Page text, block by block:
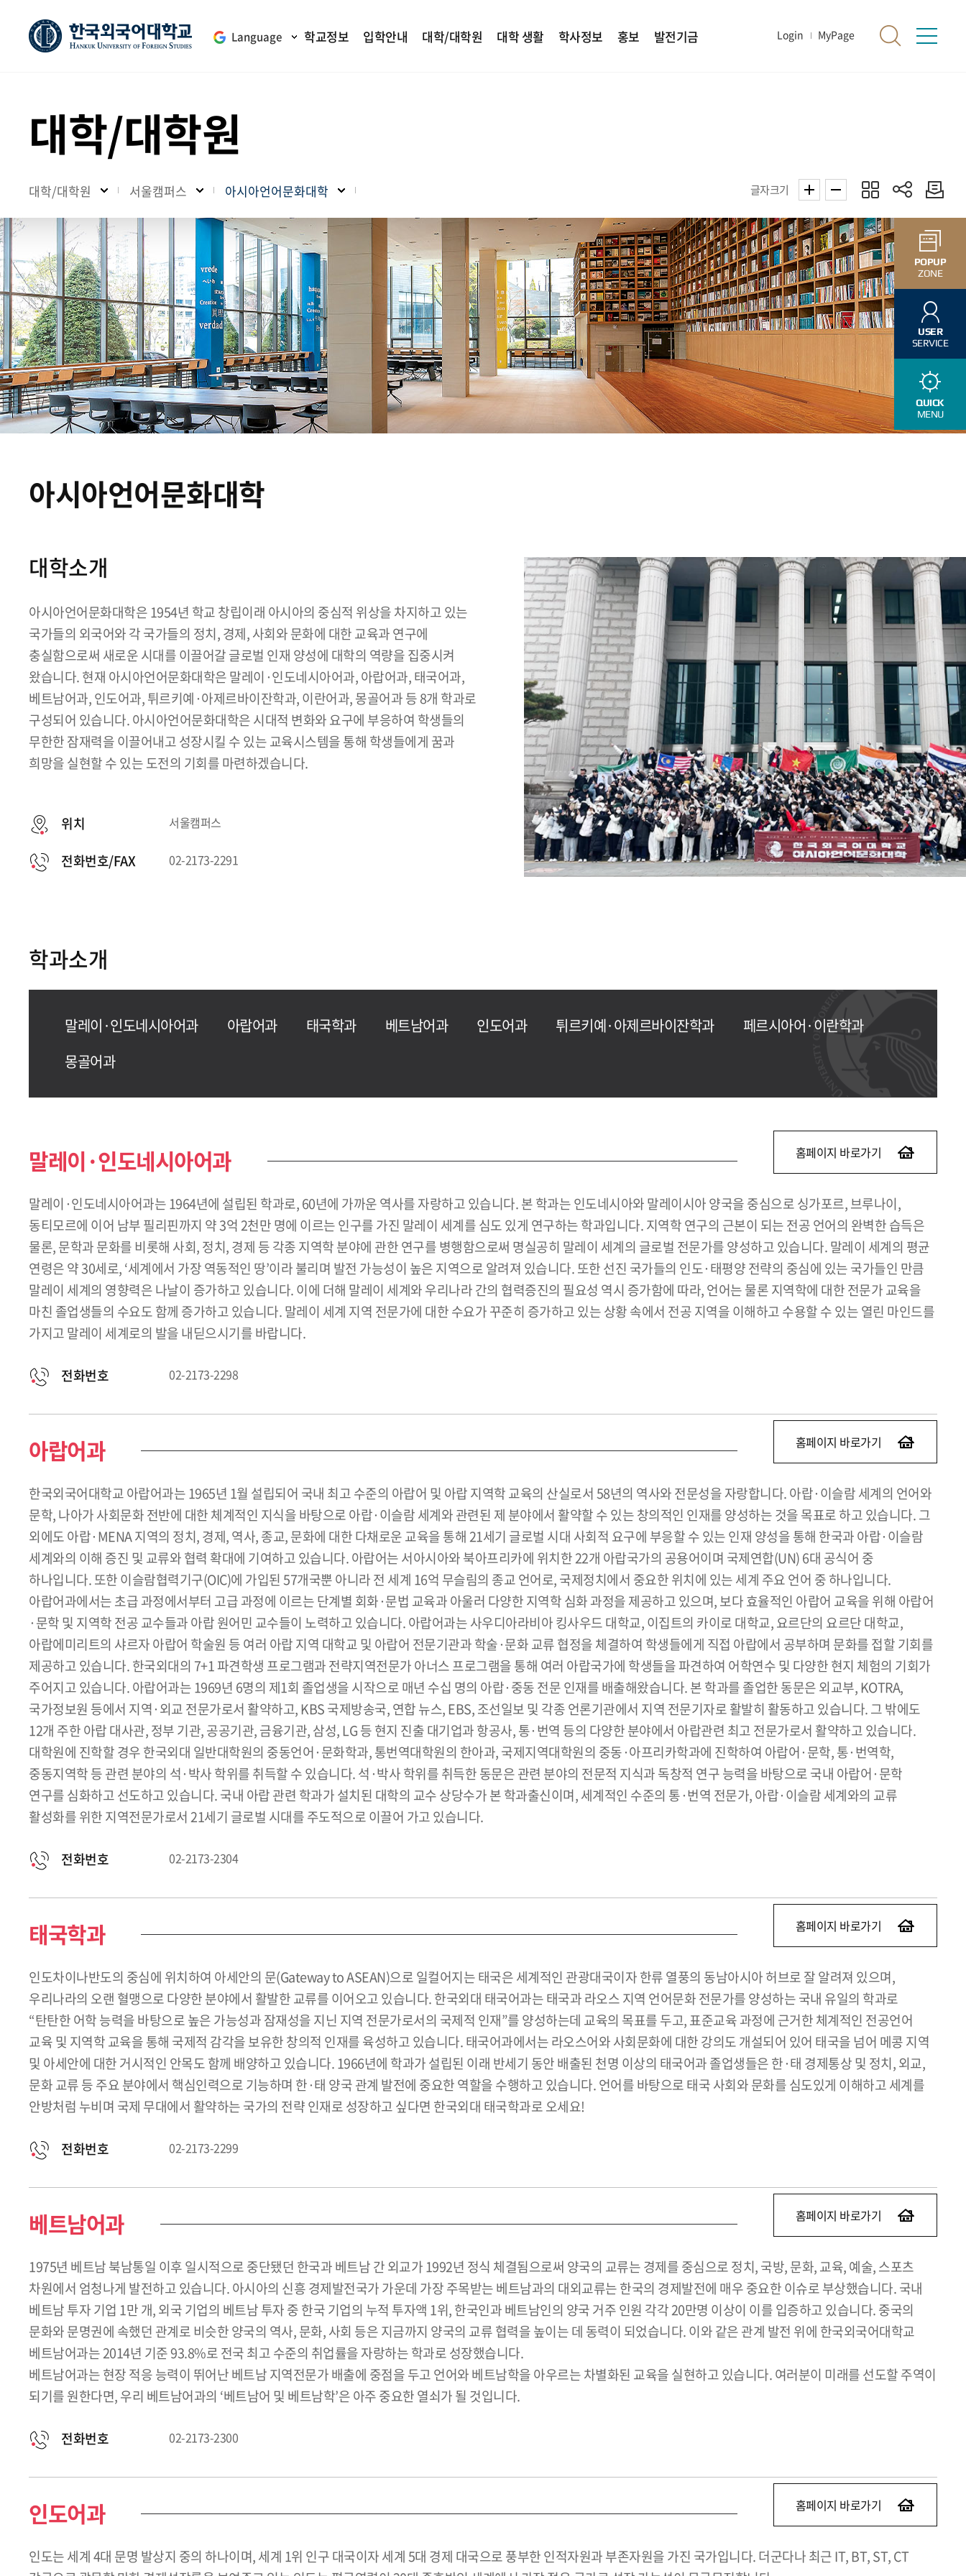
Language 학교정보 입학안내 대학/대학원 대학 생활 학사정보 홍보 발전기금 Login MyPage
대학/대학원
대학/대학원 서울캠퍼스 아시아언어문화대학 글자크기
아시아언어문화대학
대학소개
아시아언어문화대학은 1954년 학교 창립이래 아시아의 중심적 위상을 차지하고 있는
국가들의 외국어와 각 국가들의 정치, 경제, 사회와 문화에 대한 교육과 연구에
충실함으로써 새로운 시대를 이끌어갈 글로벌 인재 양성에 대학의 역량을 집중시켜
왔습니다. 현재 아시아언어문화대학은 말레이·인도네시아어과, 아랍어과, 태국어과,
베트남어과, 인도어과, 튀르키예·아제르바이잔학과, 이란어과, 몽골어과 등 8개 학과로
구성되어 있습니다. 아시아언어문화대학은 시대적 변화와 요구에 부응하여 학생들의
무한한 잠재력을 이끌어내고 성장시킬 수 있는 교육시스템을 통해 학생들에게 꿈과
희망을 실현할 수 있는 도전의 기회를 마련하겠습니다.
위치 서울캠퍼스
전화번호/FAX 02-2173-2291
학과소개
말레이·인도네시아어과 아랍어과 태국학과 베트남어과 인도어과 튀르키예·아제르바이잔학과
페르시아어·이란학과
몽골어과
말레이·인도네시아어과 홈페이지 바로가기
말레이·인도네시아어과는 1964년에 설립된 학과로, 60년에 가까운 역사를 자랑하고 있습니다. 본 학과는 인도네시아와 말레이시아 양국을 중심으로 싱가포르, 브루나이,
동티모르에 이어 남부 필리핀까지 약 3억 2천만 명에 이르는 인구를 가진 말레이 세계를 심도 있게 연구하는 학과입니다. 지역학 연구의 근본이 되는 전공 언어의 완벽한 습득은
물론, 문학과 문화를 비롯해 사회, 정치, 경제 등 각종 지역학 분야에 관한 연구를 병행함으로써 명실공히 말레이 세계의 글로벌 전문가를 양성하고 있습니다. 말레이 세계의 평균
연령은 약 30세로, ‘세계에서 가장 역동적인 땅’이라 불리며 발전 가능성이 높은 지역으로 알려져 있습니다. 또한 선진 국가들의 인도·태평양 전략의 중심에 있는 국가들인 만큼
말레이 세계의 영향력은 나날이 증가하고 있습니다. 이에 더해 말레이 세계와 우리나라 간의 협력증진의 필요성 역시 증가함에 따라, 언어는 물론 지역학에 대한 전문가 교육을
마친 졸업생들의 수요도 함께 증가하고 있습니다. 말레이 세계 지역 전문가에 대한 수요가 꾸준히 증가하고 있는 상황 속에서 전공 지역을 이해하고 수용할 수 있는 열린 마인드를
가지고 말레이 세계로의 발을 내딛으시기를 바랍니다.
전화번호 02-2173-2298
아랍어과 홈페이지 바로가기
한국외국어대학교 아랍어과는 1965년 1월 설립되어 국내 최고 수준의 아랍어 및 아랍 지역학 교육의 산실로서 58년의 역사와 전문성을 자랑합니다. 아랍·이슬람 세계의 언어와
문학, 나아가 사회문화 전반에 대한 체계적인 지식을 바탕으로 아랍·이슬람 세계와 관련된 제 분야에서 활약할 수 있는 창의적인 인재를 양성하는 것을 목표로 하고 있습니다. 그
외에도 아랍·MENA 지역의 정치, 경제, 역사, 종교, 문화에 대한 다채로운 교육을 통해 21세기 글로벌 시대 사회적 요구에 부응할 수 있는 인재 양성을 통해 한국과 아랍·이슬람
세계와의 이해 증진 및 교류와 협력 확대에 기여하고 있습니다. 아랍어는 서아시아와 북아프리카에 위치한 22개 아랍국가의 공용어이며 국제연합(UN) 6대 공식어 중
하나입니다. 또한 이슬람협력기구(OIC)에 가입된 57개국뿐 아니라 전 세계 16억 무슬림의 종교 언어로, 국제정치에서 중요한 위치에 있는 세계 주요 언어 중 하나입니다.
아랍어과에서는 초급 과정에서부터 고급 과정에 이르는 단계별 회화·문법 교육과 아울러 다양한 지역학 심화 과정을 제공하고 있으며, 보다 효율적인 아랍어 교육을 위해 아랍어
·문학 및 지역학 전공 교수들과 아랍 원어민 교수들이 노력하고 있습니다. 아랍어과는 사우디아라비아 킹사우드 대학교, 이집트의 카이로 대학교, 요르단의 요르단 대학교,
아랍에미리트의 샤르자 아랍어 학술원 등 여러 아랍 지역 대학교 및 아랍어 전문기관과 학술·문화 교류 협정을 체결하여 학생들에게 직접 아랍에서 공부하며 문화를 접할 기회를
제공하고 있습니다. 한국외대의 7+1 파견학생 프로그램과 전략지역전문가 아너스 프로그램을 통해 여러 아랍국가에 학생들을 파견하여 어학연수 및 다양한 현지 체험의 기회가
주어지고 있습니다. 아랍어과는 1969년 6명의 제1회 졸업생을 시작으로 매년 수십 명의 아랍·중동 전문 인재를 배출해왔습니다. 본 학과를 졸업한 동문은 외교부, KOTRA,
국가정보원 등에서 지역·외교 전문가로서 활약하고, KBS 국제방송국, 연합 뉴스, EBS, 조선일보 및 각종 언론기관에서 지역 전문기자로 활발히 활동하고 있습니다. 그 밖에도
12개 주한 아랍 대사관, 정부 기관, 공공기관, 금융기관, 삼성, LG 등 현지 진출 대기업과 항공사, 통·번역 등의 다양한 분야에서 아랍관련 최고 전문가로서 활약하고 있습니다.
대학원에 진학할 경우 한국외대 일반대학원의 중동언어·문화학과, 통번역대학원의 한아과, 국제지역대학원의 중동·아프리카학과에 진학하여 아랍어·문학, 통·번역학,
중동지역학 등 관련 분야의 석·박사 학위를 취득할 수 있습니다. 석·박사 학위를 취득한 동문은 관련 분야의 전문적 지식과 독창적 연구 능력을 바탕으로 국내 아랍어·문학
연구를 심화하고 선도하고 있습니다. 국내 아랍 관련 학과가 설치된 대학의 교수 상당수가 본 학과출신이며, 세계적인 수준의 통·번역 전문가, 아랍·이슬람 세계와의 교류
활성화를 위한 지역전문가로서 21세기 글로벌 시대를 주도적으로 이끌어 가고 있습니다.
전화번호 02-2173-2304
태국학과 홈페이지 바로가기
인도차이나반도의 중심에 위치하여 아세안의 문(Gateway to ASEAN)으로 일컬어지는 태국은 세계적인 관광대국이자 한류 열풍의 동남아시아 허브로 잘 알려져 있으며,
우리나라의 오랜 혈맹으로 다양한 분야에서 활발한 교류를 이어오고 있습니다. 한국외대 태국어과는 태국과 라오스 지역 언어문화 전문가를 양성하는 국내 유일의 학과로
“탄탄한 어학 능력을 바탕으로 높은 가능성과 잠재성을 지닌 지역 전문가로서의 국제적 인재”를 양성하는데 교육의 목표를 두고, 표준교육 과정에 근거한 체계적인 전공언어
교육 및 지역학 교육을 통해 국제적 감각을 보유한 창의적 인재를 육성하고 있습니다. 태국어과에서는 라오스어와 사회문화에 대한 강의도 개설되어 있어 태국을 넘어 메콩 지역
및 아세안에 대한 거시적인 안목도 함께 배양하고 있습니다. 1966년에 학과가 설립된 이래 반세기 동안 배출된 천명 이상의 태국어과 졸업생들은 한·태 경제통상 및 정치, 외교,
문화 교류 등 주요 분야에서 핵심인력으로 기능하며 한·태 양국 관계 발전에 중요한 역할을 수행하고 있습니다. 언어를 바탕으로 태국 사회와 문화를 심도있게 이해하고 세계를
안방처럼 누비며 국제 무대에서 활약하는 국가의 전략 인재로 성장하고 싶다면 한국외대 태국학과로 오세요!
전화번호 02-2173-2299
베트남어과 홈페이지 바로가기
1975년 베트남 북남통일 이후 일시적으로 중단됐던 한국과 베트남 간 외교가 1992년 정식 체결됨으로써 양국의 교류는 경제를 중심으로 정치, 국방, 문화, 교육, 예술, 스포츠
차원에서 엄청나게 발전하고 있습니다. 아시아의 신흥 경제발전국가 가운데 가장 주목받는 베트남과의 대외교류는 한국의 경제발전에 매우 중요한 이슈로 부상했습니다. 국내
베트남 투자 기업 1만 개, 외국 기업의 베트남 투자 중 한국 기업의 누적 투자액 1위, 한국인과 베트남인의 양국 거주 인원 각각 20만명 이상이 이를 입증하고 있습니다. 중국의
문화와 문명권에 속했던 관계로 비슷한 양국의 역사, 문화, 사회 등은 지금까지 양국의 교류 협력을 높이는 데 동력이 되었습니다. 이와 같은 관계 발전 위에 한국외국어대학교
베트남어과는 2014년 기준 93.8%로 전국 최고 수준의 취업률을 자랑하는 학과로 성장했습니다.
베트남어과는 현장 적응 능력이 뛰어난 베트남 지역전문가 배출에 중점을 두고 언어와 베트남학을 아우르는 차별화된 교육을 실현하고 있습니다. 여러분이 미래를 선도할 주역이
되기를 원한다면, 우리 베트남어과의 ‘베트남어 및 베트남학’은 아주 중요한 열쇠가 될 것입니다.
전화번호 02-2173-2300
인도어과 홈페이지 바로가기
인도는 세계 4대 문명 발상지 중의 하나이며, 세계 1위 인구 대국이자 세계 5대 경제 대국으로 풍부한 인적자원과 부존자원을 가진 국가입니다. 더군다나 최근 IT, BT, ST, CT
POPUP
ZONE
USER
SERVICE
QUICK
MENU